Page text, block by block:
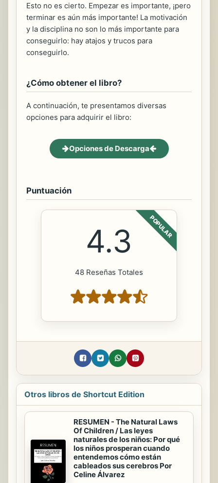
Esto no es cierto. Empezar es importante, ¡pero
terminar es aún más importante! La motivación
y la disciplina no son lo más importante para
conseguirlo: hay atajos y trucos para
conseguirlo.
¿Cómo obtener el libro?
A continuación, te presentamos diversas
opciones para adquirir el libro:
Opciones de Descarga
Puntuación
POPULAR
4.3
48 Reseñas Totales
Otros libros de Shortcut Edition
RESUMEN - The Natural Laws
Of Children / Las leyes
naturales de los niños: Por qué
los niños prosperan cuando
entendemos cómo están
cableados sus cerebros Por
Celine Álvarez